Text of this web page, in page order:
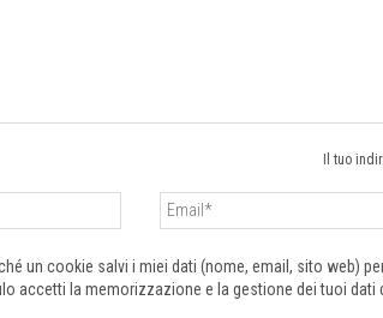
Il tuo
un cookie salvi i miei dati (nome, email, sito web)
accetti la memorizzazione e la gestione dei tuoi dati